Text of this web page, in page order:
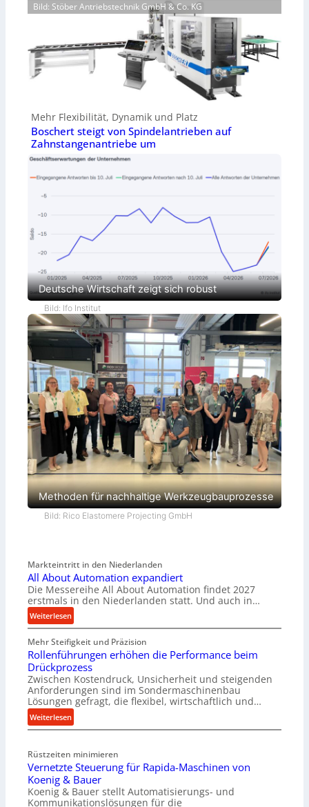
Bild: Stöber Antriebstechnik GmbH & Co. KG
Mehr Flexibilität, Dynamik und Platz
Boschert steigt von Spindelantrieben auf
Zahnstangenantriebe um
Deutsche Wirtschaft zeigt sich robust
Bild: Ifo Institut
Methoden für nachhaltige Werkzeugbauprozesse
Bild: Rico Elastomere Projecting GmbH
Markteintritt in den Niederlanden
All About Automation expandiert
Die Messereihe All About Automation findet 2027
erstmals in den Niederlanden statt. Und auch in…
Weiterlesen:
A
l
l
A
b
o
u
t
A
o
m
a
Mehr Steifigkeit und Präzision
Rollenführungen erhöhen die Performance beim
Drückprozess
Zwischen Kostendruck, Unsicherheit und steigenden
Anforderungen sind im Sondermaschinenbau
Lösungen gefragt, die flexibel, wirtschaftlich und…
Weiterlesen:
R
l
e
n
Rüstzeiten minimieren
Vernetzte Steuerung für Rapida-Maschinen von
Koenig & Bauer
Koenig & Bauer stellt Automatisierungs- und
Kommunikationslösungen für die